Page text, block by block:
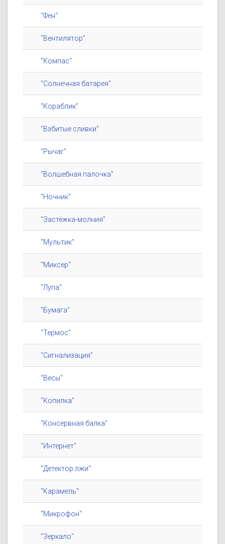
"Фен"
"Вентилятор"
"Компас"
"Солнечная батарея"
"Кораблик"
"Взбитые сливки"
"Рычаг"
"Волшебная палочка"
"Ночник"
"Застёжка-молния"
"Мультик"
"Миксер"
"Лупа"
"Бумага"
"Термос"
"Сигнализация"
"Весы"
"Копилка"
"Консервная балка"
"Интернет"
"Детектор лжи"
"Карамель"
"Микрофон"
"Зеркало"